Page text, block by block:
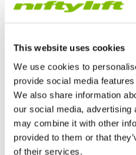
This website uses cookies
We use cookies to
provide social media
We also share information
our social media, advertising
may combine it with other
provided to them or that
of their services.
SDC para máquinas
Elevar la pluma
Conducir 98ft 5in hacia
Conducir 98ft 5in
Elevar las plumas
Girar 90 grados